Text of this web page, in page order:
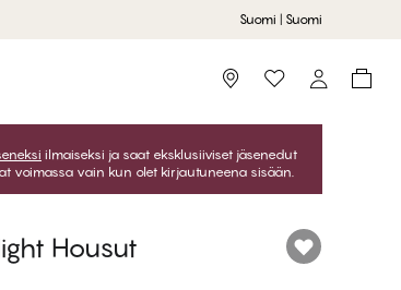
Suomi | Suomi
Storefinder
ilmaiseksi ja saat eksklusiiviset jäsenedut
voimassa vain kun olet kirjautuneena sisään.
Housut